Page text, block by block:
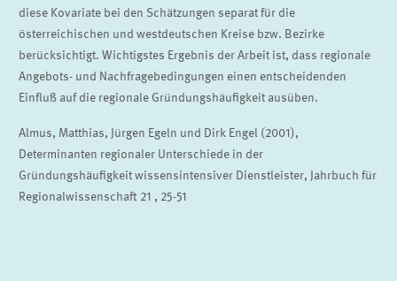
diese Kovariate bei den Schätzungen separat für die
österreichischen und westdeutschen Kreise bzw. Bezirke
berücksichtigt. Wichtigstes Ergebnis der Arbeit ist, dass regionale
Angebots- und Nachfragebedingungen einen entscheidenden
Einfluß auf die regionale Gründungshäufigkeit ausüben.
Almus, Matthias, Jürgen Egeln und Dirk Engel (2001),
Determinanten regionaler Unterschiede in der
Gründungshäufigkeit wissensintensiver Dienstleister, Jahrbuch für
Regionalwissenschaft 21 , 25-51